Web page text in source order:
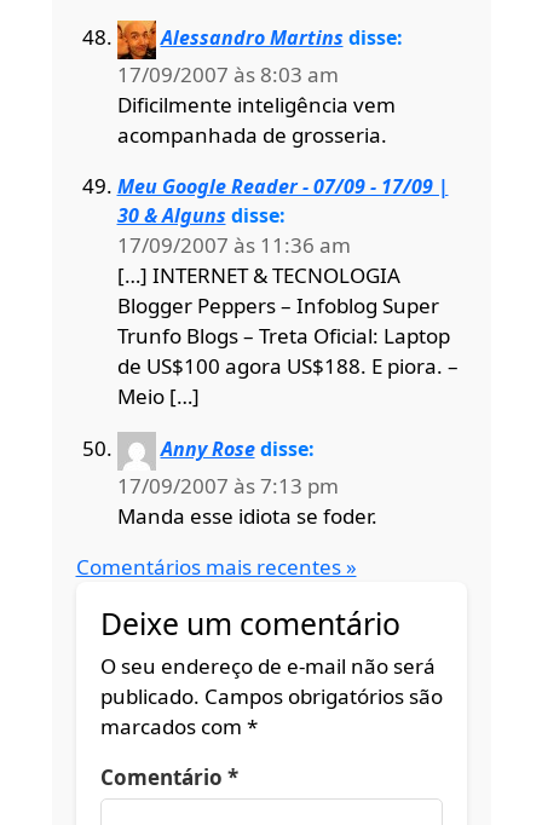
Alessandro Martins disse:
17/09/2007 às 8:03 am
Dificilmente inteligência vem
acompanhada de grosseria.
Meu Google Reader - 07/09 - 17/09 |
30 & Alguns disse:
17/09/2007 às 11:36 am
[…] INTERNET & TECNOLOGIA
Blogger Peppers – Infoblog Super
Trunfo Blogs – Treta Oficial: Laptop
de US$100 agora US$188. E piora. –
Meio […]
Anny Rose disse:
17/09/2007 às 7:13 pm
Manda esse idiota se foder.
Comentários mais recentes »
Deixe um comentário
O seu endereço de e-mail não será
publicado. Campos obrigatórios são
marcados com *
Comentário *